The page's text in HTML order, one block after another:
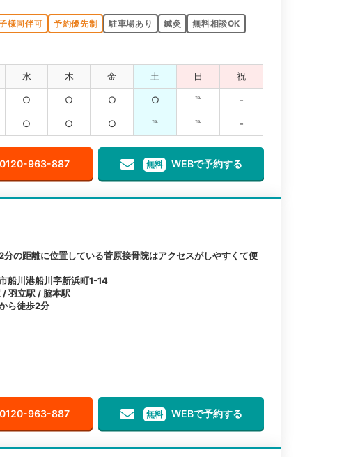
様同伴可 予約優先制 駐車場あり 鍼灸
無料相談OK
水 木 金 土 日 祝
○ ○ ○ ○ ℡ -
○ ○ ○ ℡ ℡ -
0120-963-887 無料 WEBで予約する
分の距離に位置している菅原接骨院はアクセスがしやすくて便
船川港船川字新浜町1-14
/ 羽立駅 / 脇本駅
ら徒歩2分
0120-963-887 無料 WEBで予約する